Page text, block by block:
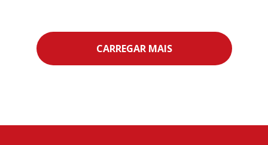
CARREGAR MAIS